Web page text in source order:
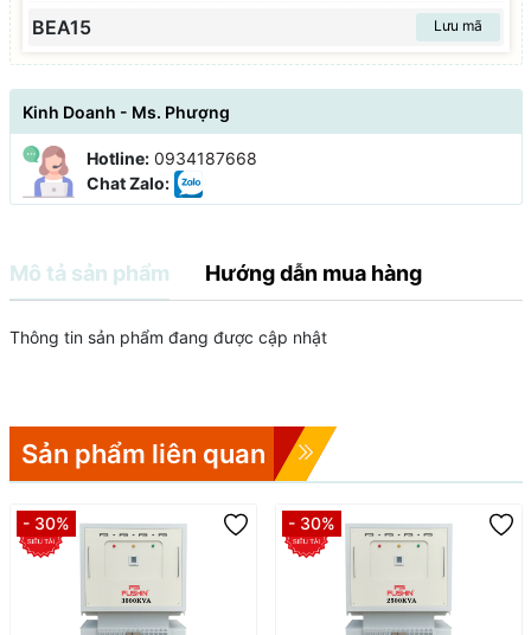
BEA15 Lưu mã
Kinh Doanh - Ms. Phượng
Hotline: 0934187668
Chat Zalo:
Mô tả sản phẩm Hướng dẫn mua hàng
Thông tin sản phẩm đang được cập nhật
Sản phẩm liên quan
- 30% - 30%